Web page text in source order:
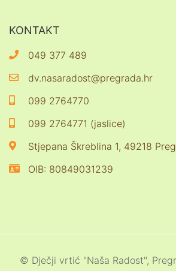
KONTAKT
049 377 489
dv.nasaradost@pregrada.hr
099 2764770
099 2764771 (jaslice)
Stjepana Škreblina 1, 49218
OIB: 80849031239
© Dječji vrtić "Naša Radost",